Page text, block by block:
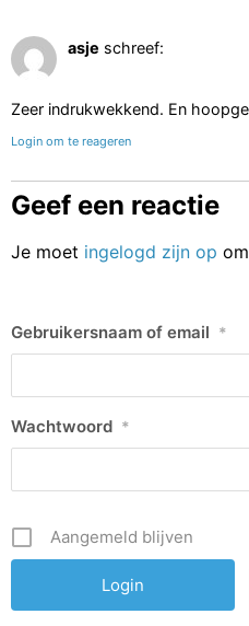
asje schreef:
Zeer indrukwekkend. En
Login om te reageren
Geef een reactie
Je moet ingelogd zijn op
Gebruikersnaam of email *
Wachtwoord *
Aangemeld blijven